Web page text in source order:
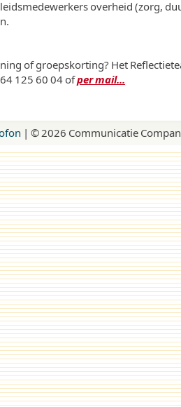
overheid (zorg,
of groepskorting? Het
125 60 04 ofper mail...
| ©2026 Communicatie